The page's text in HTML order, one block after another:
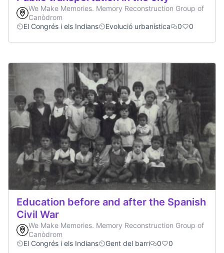
We Make Memories. Memory Reconstruction Group of
Canòdrom
El Congrés i els Indians
Evolució urbanística 0 0
Education before and after the Spanish
Civil War
We Make Memories. Memory Reconstruction Group of
Canòdrom
El Congrés i els Indians
Gent del barri 0 0